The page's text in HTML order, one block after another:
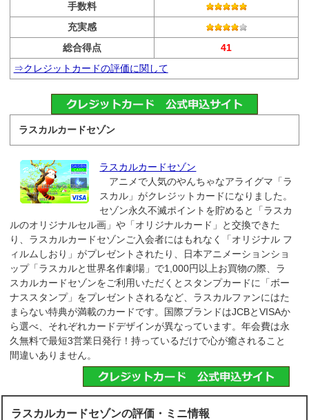
手数料
充実感
総合得点
41
⇒クレジットカードの評価に関して
ラスカルカードセゾン
ラスカルカードセゾン
アニメで人気のやんちゃなアライグマ「ラ
スカル」がクレジットカードになりました。
セゾン永久不滅ポイントを貯めると「ラスカ
ルのオリジナルセル画」や「オリジナルカード」と交換できた
り、ラスカルカードセゾンご入会者にはもれなく「オリジナル フ
ィルムしおり」がプレゼントされたり、日本アニメーションショ
ップ「ラスカルと世界名作劇場」で1,000円以上お買物の際、ラ
スカルカードセゾンをご利用いただくとスタンプカードに「ボー
ナススタンプ」をプレゼントされるなど、ラスカルファンにはた
まらない特典が満載のカードです。国際ブランドはJCBとVISAか
ら選べ、それぞれカードデザインが異なっています。年会費は永
久無料で最短3営業日発行！持っているだけで心が癒されること
間違いありません。
ラスカルカードセゾンの評価・ミニ情報